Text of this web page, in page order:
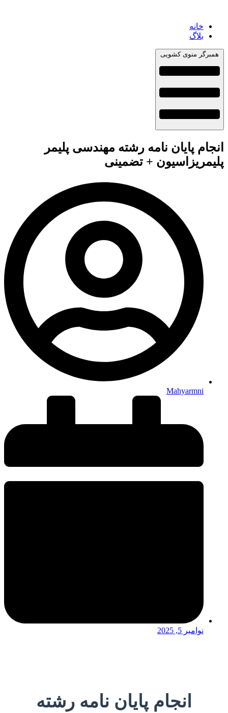
خانه
بلاگ
همبرگر منوی کشویی
انجام پایان نامه رشته مهندسی پلیمر
پلیمریزاسیون + تضمینی
Mahyarmni
نوامبر 5, 2025
انجام پایان نامه رشته